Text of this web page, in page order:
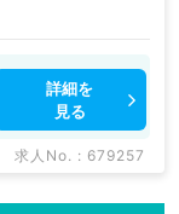
詳細を
見る
求人No. : 679257